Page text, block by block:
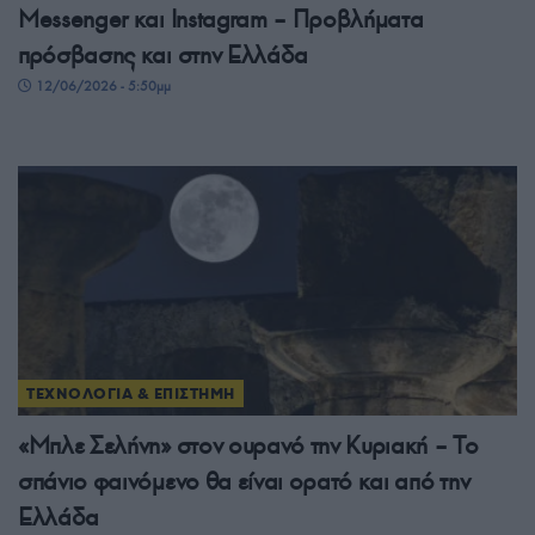
Messenger και Instagram – Προβλήματα
πρόσβασης και στην Ελλάδα
12/06/2026 - 5:50μμ
ΤΕΧΝΟΛΟΓΙΑ & ΕΠΙΣΤΗΜΗ
«Μπλε Σελήνη» στον ουρανό την Κυριακή – Το
σπάνιο φαινόμενο θα είναι ορατό και από την
Ελλάδα